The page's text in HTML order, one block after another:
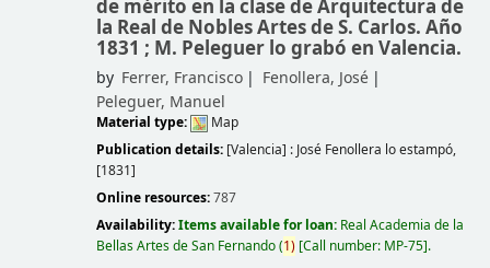
de mérito en la clase de Arquitectura de
la Real de Nobles Artes de S. Carlos. Año
1831 ; M. Peleguer lo grabó en Valencia.
by Ferrer, Francisco
Fenollera, José
Peleguer, Manuel
Material type:
Map
Publication details: [Valencia] : José Fenollera lo estampó,
[1831]
Online resources:787
Availability:Items available for loan: Real Academia de la
Bellas Artes de San Fernando(1) Call number: MP-75 .